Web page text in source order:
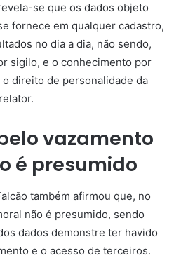
se que os dados objeto
fornece em qualquer cadastro,
no dia a dia, não sendo,
sigilo, e o conhecimento por
direito de personalidade da
vazamento
é presumido
também afirmou que, no
não é presumido, sendo
dados demonstre ter havido
e o acesso de terceiros.